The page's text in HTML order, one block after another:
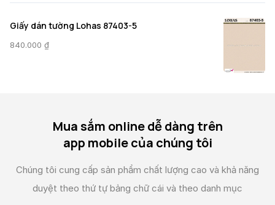
Giấy dán tường Lohas 87403-5
840.000 ₫
Mua sắm online dễ dàng trên
app mobile của chúng tôi
Chúng tôi cung cấp sản phẩm chất lượng cao và khả năng
duyệt theo thứ tự bảng chữ cái và theo danh mục